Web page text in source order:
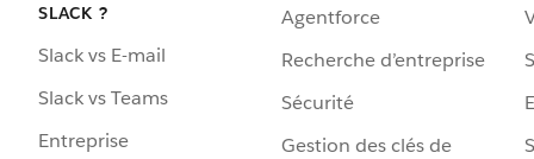
SLACK ?
Slack vs E-mail
Slack vs Teams
Entreprise
Agentforce
Recherche d’entreprise
Sécurité
Gestion des clés de